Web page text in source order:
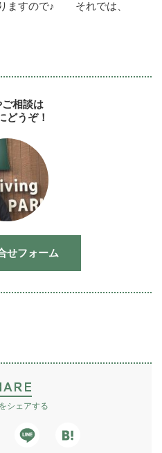
ますので♪ それでは、
相談は
どうぞ！
せフォーム
シェアする